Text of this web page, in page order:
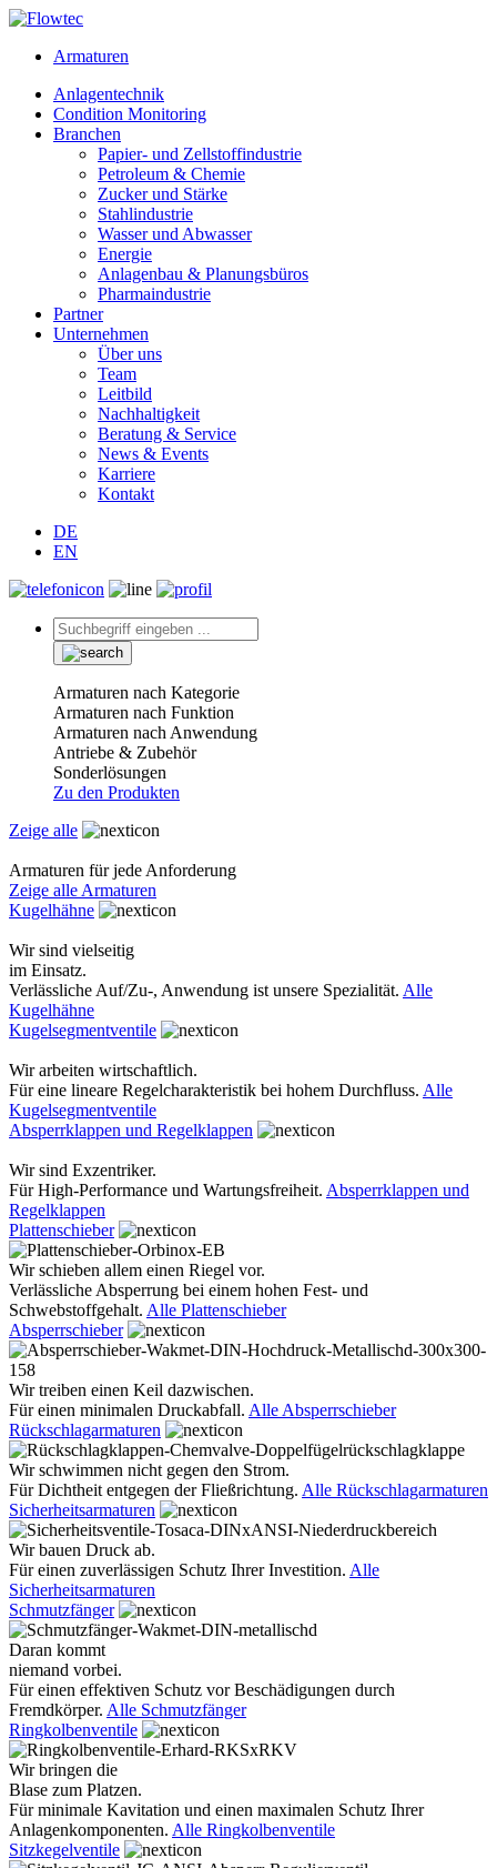
Skip
contentArmaturen
Anlagentechnik
Condition Monitoring
Branchen
Papier- und Zellstoffindustrie
Petroleum & Chemie
Zucker und Stärke
Stahlindustrie
Wasser und Abwasser
Energie
Anlagenbau & Planungsbüros
Pharmaindustrie
Partner
Unternehmen
Über uns
Team
Leitbild
Nachhaltigkeit
Beratung & Service
News & Events
Karriere
Kontakt
DE
EN
Armaturen nach Kategorie
Armaturen nach Funktion
Armaturen nach Anwendung
Antriebe & Zubehör
Sonderlösungen
Zu den Produkten
Zeige alle
Armaturen für jede Anforderung
Zeige alle Armaturen
Kugelhähne
Wir sind vielseitig
im Einsatz.
Verlässliche Auf/Zu-, Anwendung ist unsere Spezialität. Alle
Kugelhähne
Kugelsegmentventile
Wir arbeiten wirtschaftlich.
Für eine lineare Regelcharakteristik bei hohem Durchfluss. Alle
Kugelsegmentventile
Absperrklappen und Regelklappen
Wir sind Exzentriker.
Für High-Performance und Wartungsfreiheit. Absperrklappen und
Regelklappen
Plattenschieber
Wir schieben allem einen Riegel vor.
Verlässliche Absperrung bei einem hohen Fest- und
Schwebstoffgehalt. Alle Plattenschieber
Absperrschieber
Wir treiben einen Keil dazwischen.
Für einen minimalen Druckabfall. Alle Absperrschieber
Rückschlagarmaturen
Wir schwimmen nicht gegen den Strom.
Für Dichtheit entgegen der Fließrichtung. Alle Rückschlagarmaturen
Sicherheitsarmaturen
Wir bauen Druck ab.
Für einen zuverlässigen Schutz Ihrer Investition. Alle
Sicherheitsarmaturen
Schmutzfänger
Daran kommt
niemand vorbei.
Für einen effektiven Schutz vor Beschädigungen durch
Fremdkörper. Alle Schmutzfänger
Ringkolbenventile
Wir bringen die
Blase zum Platzen.
Für minimale Kavitation und einen maximalen Schutz Ihrer
Anlagenkomponenten. Alle Ringkolbenventile
Sitzkegelventile